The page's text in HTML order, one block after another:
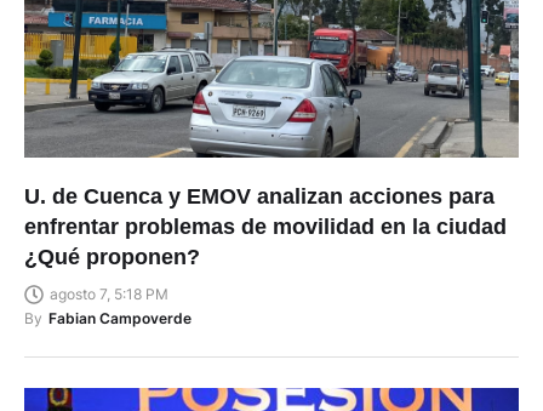
U. de Cuenca y EMOV analizan acciones para
enfrentar problemas de movilidad en la ciudad
¿Qué proponen?
agosto 7, 5:18 PM
By Fabian Campoverde